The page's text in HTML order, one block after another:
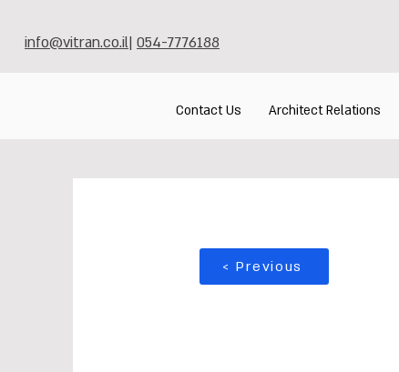
info@vitran.co.il| 054-7776188
Architect Relations
Contact Us
< Previous